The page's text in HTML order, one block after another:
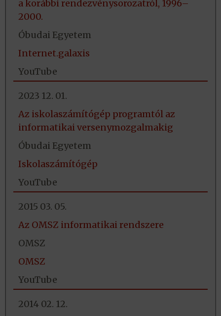
a korábbi rendezvénysorozatról, 1996–
2000.
Óbudai Egyetem
Internet.galaxis
YouTube
2023 12. 01.
Az iskolaszámítógép programtól az
informatikai versenymozgalmakig
Óbudai Egyetem
Iskolaszámítógép
YouTube
2015 03. 05.
Az OMSZ informatikai rendszere
OMSZ
OMSZ
YouTube
2014 02. 12.